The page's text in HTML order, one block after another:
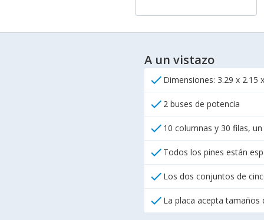
A un vistazo
check Dimensiones: 3.29 x 2.15
check 2 buses de potencia
check 10 columnas y 30 filas,
check Todos los pines están
check Los dos conjuntos de
check La placa acepta tamaños